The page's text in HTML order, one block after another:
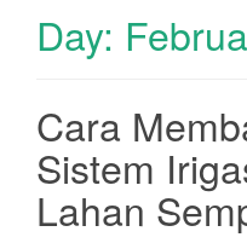
Day:
Cara
Sistem
Lahan